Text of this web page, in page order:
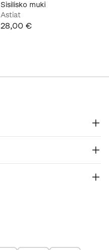
Sisilisko muki
Astiat
28,00 €